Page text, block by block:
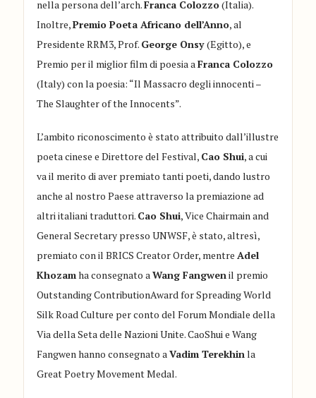
nella persona dell’arch.Franca Colozzo(Italia).
Inoltre,Premio Poeta Africano dell’Anno,al
Presidente RRM3, Prof. George Onsy (Egitto), e
Premio per il miglior film di poesia aFranca Colozzo
(Italy) con la poesia: “Il Massacro degli innocenti –
TheSlaughterof theInnocents”.
L’ambito riconoscimento è statoattribuito dall’illustre
poeta cinese e Direttore del Festival, Cao Shui, a cui
va il merito di aver premiato tanti poeti, dando lustro
anche al nostro Paese attraverso la premiazione ad
altri italiani traduttori. Cao Shui, ViceChairmain and
GeneralSecretary presso UNWSF,è stato, altresì,
premiato con il BRICS Creator Order, mentre Adel
Khozamha consegnato aWang Fangwen il premio
OutstandingContributionAward forSpreadingWorld
SilkRoad Culture per conto del Forum Mondiale della
Via della Seta delle Nazioni Unite.CaoShui eWang
Fangwen hanno consegnato aVadimTerekhin la
GreatPoetryMovementMedal.